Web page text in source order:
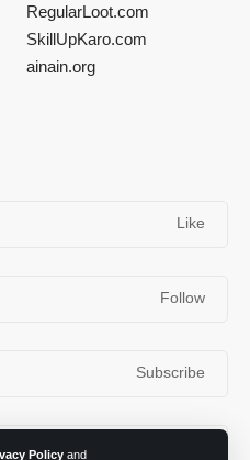
Policy and
RegularLoot.com
SkillUpKaro.com
ainain.org
Like
Follow
Subscribe